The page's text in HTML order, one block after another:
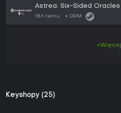
Astrea: Six-Sided Oracles
18h temu DRM:
+Więcej
Keyshopy (25)